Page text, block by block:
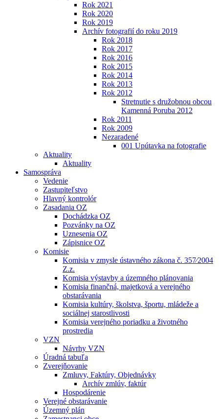
Rok 2021
Rok 2020
Rok 2019
Archív fotografií do roku 2019
Rok 2018
Rok 2017
Rok 2016
Rok 2015
Rok 2014
Rok 2013
Rok 2012
Stretnutie s družobnou obcou
Kamenná Poruba 2012
Rok 2011
Rok 2009
Nezaradené
001 Upútavka na fotografie
Aktuality
Aktuality
Samospráva
Vedenie
Zastupiteľstvo
Hlavný kontrolór
Zasadania OZ
Dochádzka OZ
Pozvánky na OZ
Uznesenia OZ
Zápisnice OZ
Komisie
Komisia v zmysle ústavného zákona č. 357⁄2004
Z.z.
Komisia výstavby a územného plánovania
Komisia finančná, majetková a verejného
obstarávania
Komisia kultúry, školstva, športu, mládeže a
sociálnej starostlivosti
Komisia verejného poriadku a životného
prostredia
VZN
Návrhy VZN
Úradná tabuľa
Zverejňovanie
Zmluvy, Faktúry, Objednávky
Archív zmlúv, faktúr
Hospodárenie
Verejné obstarávanie
Územný plán